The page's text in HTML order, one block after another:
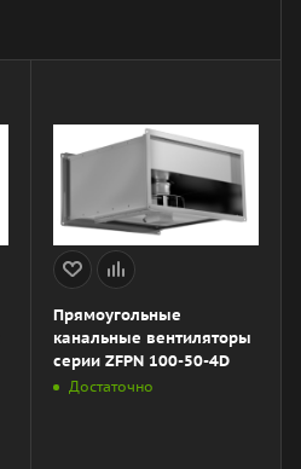
Прямоугольные
канальные вентиляторы
серии ZFPN 100-50-4D
Достаточно